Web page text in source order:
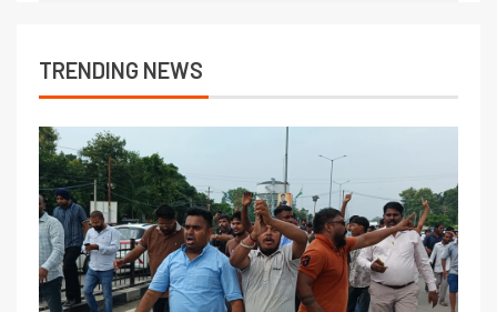
TRENDING NEWS